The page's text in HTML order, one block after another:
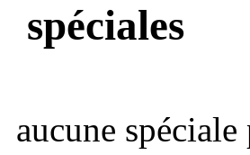
spéciales
aucune